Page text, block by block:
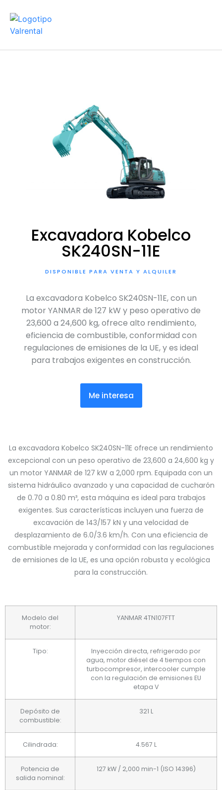
Excavadora Kobelco
SK240SN-11E
DISPONIBLE PARA VENTA Y ALQUILER
La excavadora Kobelco SK240SN-11E, con un
motor YANMAR de 127 kW y peso operativo de
23,600 a 24,600 kg, ofrece alto rendimiento,
eficiencia de combustible, conformidad con
regulaciones de emisiones de la UE, y es ideal
para trabajos exigentes en construcción.
Me interesa
La excavadora Kobelco SK240SN-11E ofrece un rendimiento
excepcional con un peso operativo de 23,600 a 24,600 kg y
un motor YANMAR de 127 kW a 2,000 rpm. Equipada con un
sistema hidráulico avanzado y una capacidad de cucharón
de 0.70 a 0.80 m³, esta máquina es ideal para trabajos
exigentes. Sus características incluyen una fuerza de
excavación de 143/157 kN y una velocidad de
desplazamiento de 6.0/3.6 km/h. Con una eficiencia de
combustible mejorada y conformidad con las regulaciones
de emisiones de la UE, es una opción robusta y ecológica
para la construcción.
Modelo del
motor:
YANMAR 4TN107FTT
Tipo:
Inyección directa, refrigerado por
agua, motor diésel de 4 tiempos con
turbocompresor, intercooler cumple
con la regulación de emisiones EU
etapa V
Depósito de
combustible:
321 L
Cilindrada: 4.567 L
Potencia de
salida nominal:
127 kW / 2,000 min-1 (ISO 14396)